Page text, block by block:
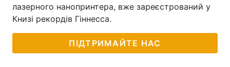
лазерного нанопринтера, вже зареєстрований у
Книзі рекордів Гіннесса.
ПІДТРИМАЙТЕ НАС